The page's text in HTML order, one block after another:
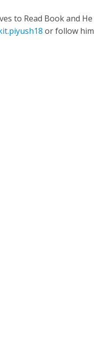
to Read Book and He
or follow him